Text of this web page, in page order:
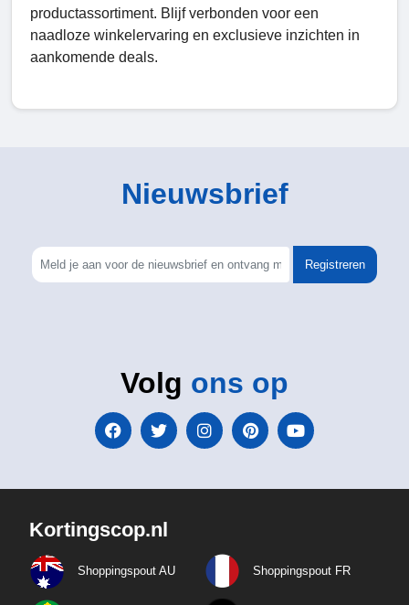
productassortiment. Blijf verbonden voor een
naadloze winkelervaring en exclusieve inzichten in
aankomende deals.
Nieuwsbrief
Registreren
Volg ons op
Kortingscop.nl
Shoppingspout AU Shoppingspout FR